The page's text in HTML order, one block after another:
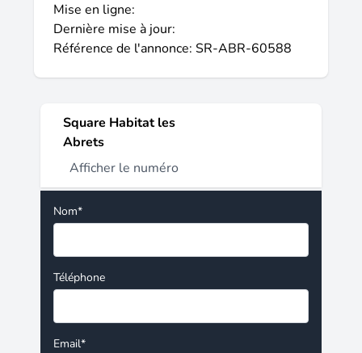
Mise en ligne:
Dernière mise à jour:
Référence de l'annonce: SR-ABR-60588
Square Habitat les
Abrets
Afficher le numéro
Nom*
Téléphone
Email*